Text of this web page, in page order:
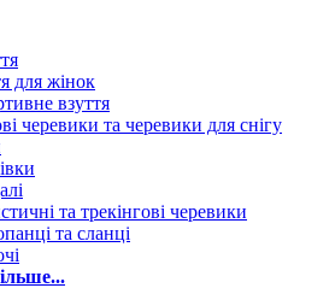
для жінок
взуття
черевики та черевики для снігу
та трекінгові черевики
та сланці